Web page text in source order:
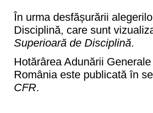
În urma desfășurării
Disciplină, care sunt
Superioară de Disciplină.
Hotărârea Adunării
România este publicată în
CFR.